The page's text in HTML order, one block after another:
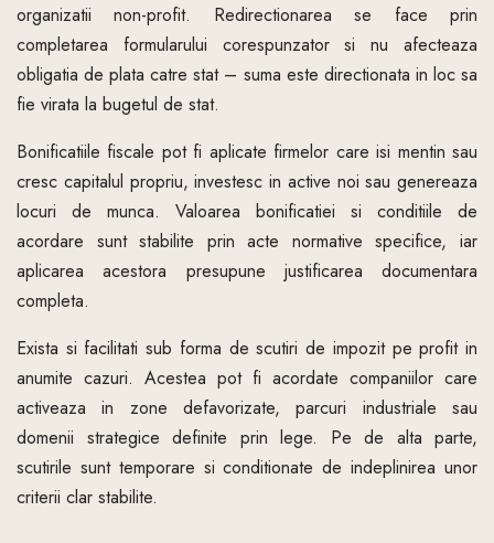
organizatii non-profit. Redirectionarea se face prin
completarea formularului corespunzator si nu afecteaza
obligatia de plata catre stat – suma este directionata in loc sa
fie virata la bugetul de stat.
Bonificatiile fiscale pot fi aplicate firmelor care isi mentin sau
cresc capitalul propriu, investesc in active noi sau genereaza
locuri de munca. Valoarea bonificatiei si conditiile de
acordare sunt stabilite prin acte normative specifice, iar
aplicarea acestora presupune justificarea documentara
completa.
Exista si facilitati sub forma de scutiri de impozit pe profit in
anumite cazuri. Acestea pot fi acordate companiilor care
activeaza in zone defavorizate, parcuri industriale sau
domenii strategice definite prin lege. Pe de alta parte,
scutirile sunt temporare si conditionate de indeplinirea unor
criterii clar stabilite.